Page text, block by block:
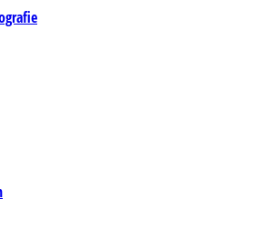
Fotografie